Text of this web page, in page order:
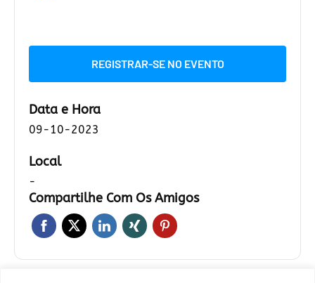
REGISTRAR-SE NO EVENTO
Data e Hora
09-10-2023
Local
-
Compartilhe Com Os Amigos